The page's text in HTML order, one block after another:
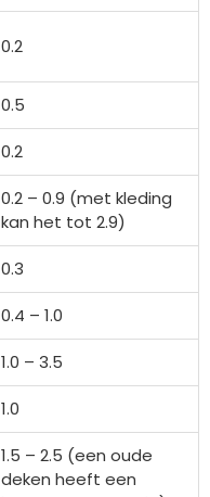
0.2
0.5
0.2
0.2 – 0.9 (met kleding
kan het tot 2.9)
0.3
0.4 – 1.0
1.0 – 3.5
1.0
1.5 – 2.5 (een oude
deken heeft een